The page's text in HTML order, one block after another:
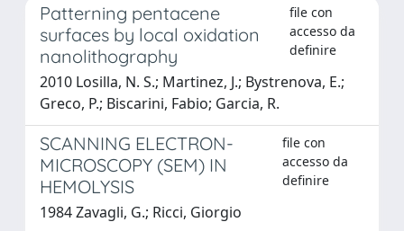
Patterning pentacene
surfaces by local oxidation
nanolithography
file con
accesso da
definire
2010 Losilla, N. S.; Martinez, J.; Bystrenova, E.;
Greco, P.; Biscarini, Fabio; Garcia, R.
SCANNING ELECTRON-
MICROSCOPY (SEM) IN
HEMOLYSIS
file con
accesso da
definire
1984 Zavagli, G.; Ricci, Giorgio